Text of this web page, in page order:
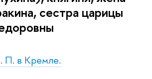
сестра царицы
П. в Кремле.